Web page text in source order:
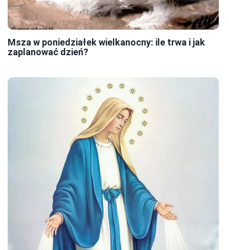
Msza w poniedziałek wielkanocny: ile trwa i jak
zaplanować dzień?